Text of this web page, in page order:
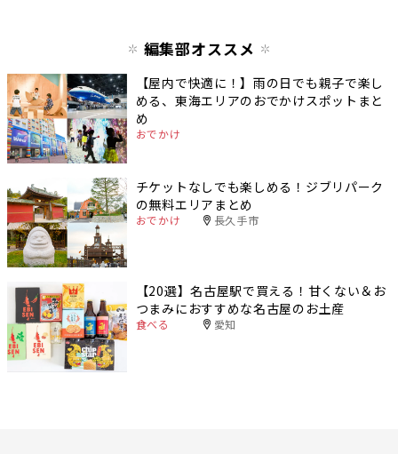
編集部オススメ
【屋内で快適に！】雨の日でも親子で楽し
める、東海エリアのおでかけスポットまと
め
おでかけ
チケットなしでも楽しめる！ジブリパーク
の無料エリアまとめ
おでかけ 長久手市
【20選】名古屋駅で買える！甘くない＆お
つまみにおすすめな名古屋のお土産
食べる 愛知